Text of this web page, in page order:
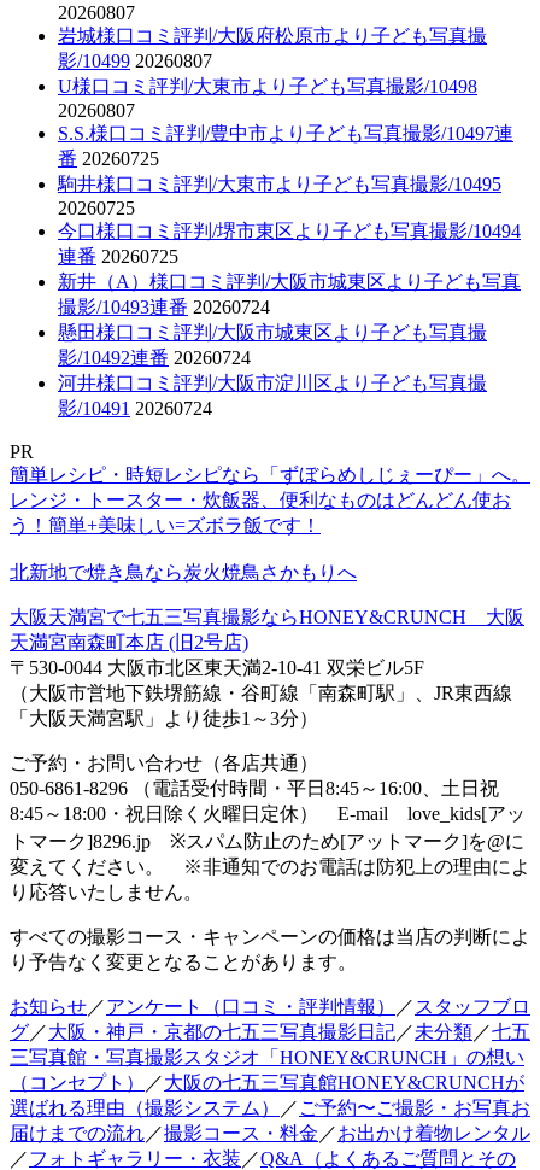
20260807
岩城様口コミ評判/大阪府松原市より子ども写真撮
影/10499 20260807
U様口コミ評判/大東市より子ども写真撮影/10498
20260807
S.S.様口コミ評判/豊中市より子ども写真撮影/10497連
番 20260725
駒井様口コミ評判/大東市より子ども写真撮影/10495
20260725
今口様口コミ評判/堺市東区より子ども写真撮影/10494
連番 20260725
新井（A）様口コミ評判/大阪市城東区より子ども写真
撮影/10493連番 20260724
懸田様口コミ評判/大阪市城東区より子ども写真撮
影/10492連番 20260724
河井様口コミ評判/大阪市淀川区より子ども写真撮
影/10491 20260724
PR
簡単レシピ・時短レシピなら「ずぼらめしじぇーぴー」へ。
レンジ・トースター・炊飯器、便利なものはどんどん使お
う！簡単+美味しい=ズボラ飯です！
北新地で焼き鳥なら炭火焼鳥さかもりへ
大阪天満宮で七五三写真撮影ならHONEY&CRUNCH 大阪
天満宮南森町本店 (旧2号店)
〒530-0044 大阪市北区東天満2-10-41 双栄ビル5F
（大阪市営地下鉄堺筋線・谷町線「南森町駅」、JR東西線
「大阪天満宮駅」より徒歩1～3分）
ご予約・お問い合わせ（各店共通）
050-6861-8296 （電話受付時間・平日8:45～16:00、土日祝
8:45～18:00・祝日除く火曜日定休） E-mail love_kids[アッ
トマーク]8296.jp ※スパム防止のため[アットマーク]を@に
変えてください。 ※非通知でのお電話は防犯上の理由によ
り応答いたしません。
すべての撮影コース・キャンペーンの価格は当店の判断によ
り予告なく変更となることがあります。
お知らせ／アンケート（口コミ・評判情報） ／ スタッフブロ
グ／大阪・神戸・京都の七五三写真撮影日記／未分類／七五
三写真館・写真撮影スタジオ「HONEY&CRUNCH」の想い
（コンセプト）
／大阪の七五三写真館HONEY&CRUNCHが
選ばれる理由（撮影システム）
／ ご予約〜ご撮影・お写真お
届けまでの流れ／撮影コース・料金 ／お出かけ着物レンタル
／フォトギャラリー・衣装 ／Q&A（よくあるご質問とその